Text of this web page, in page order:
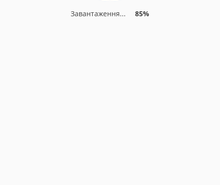
Завантаження... 85%